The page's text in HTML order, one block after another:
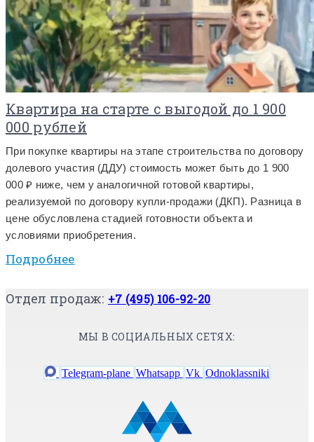
Квартира на старте с выгодой до 1 900
000 рублей
При покупке квартиры на этапе строительства по договору
долевого участия (ДДУ) стоимость может быть до 1 900
000 ₽ ниже, чем у аналогичной готовой квартиры,
реализуемой по договору купли-продажи (ДКП). Разница в
цене обусловлена стадией готовности объекта и
условиями приобретения.
Подробнее
Отдел продаж: +7 (495) 106-92-20
МЫ В СОЦИАЛЬНЫХ СЕТЯХ:
Telegram-plane Whatsapp Vk Odnoklassniki